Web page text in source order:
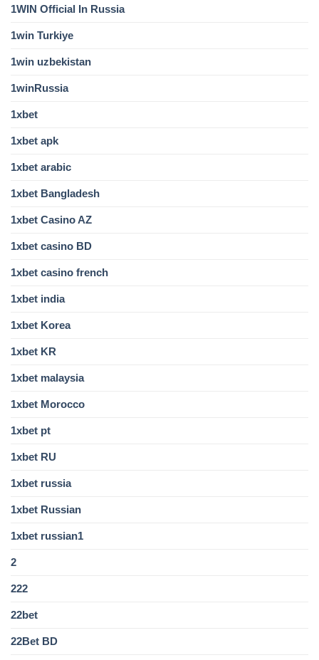
1WIN Official In Russia
1win Turkiye
1win uzbekistan
1winRussia
1xbet
1xbet apk
1xbet arabic
1xbet Bangladesh
1xbet Casino AZ
1xbet casino BD
1xbet casino french
1xbet india
1xbet Korea
1xbet KR
1xbet malaysia
1xbet Morocco
1xbet pt
1xbet RU
1xbet russia
1xbet Russian
1xbet russian1
2
222
22bet
22Bet BD